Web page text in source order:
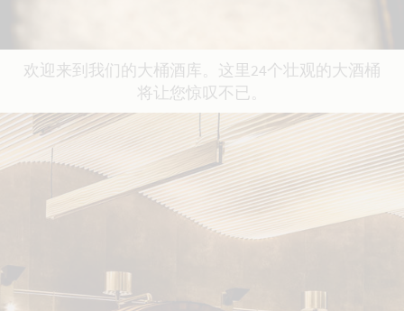
欢迎来到我们的大桶酒库。这里24个壮观的大酒桶
将让您惊叹不已。